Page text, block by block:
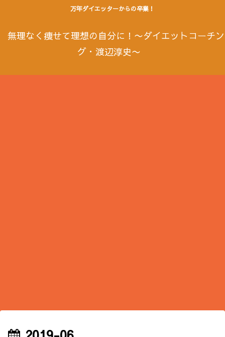
万年ダイエッターからの卒業！
無理なく痩せて理想の自分に！〜ダイエットコーチン
グ・渡辺淳史〜